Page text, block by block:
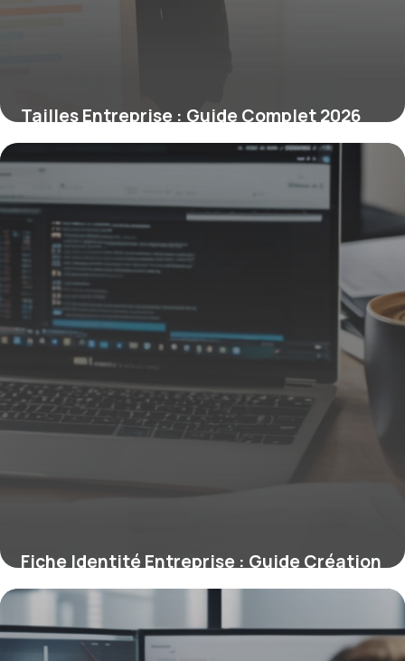
Tailles Entreprise : Guide Complet 2026
17 mai 2026
Fiche Identité Entreprise : Guide Création
6 mai 2026